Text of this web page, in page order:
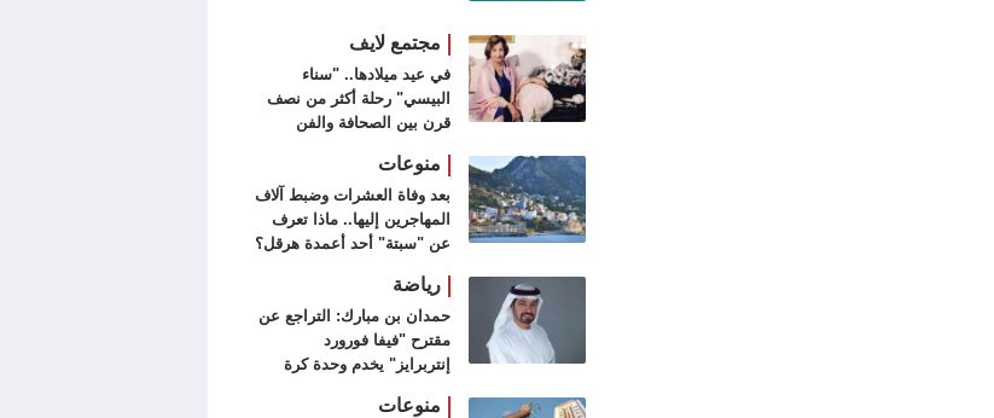
مجتمع لايف
في عيد ميلادها.. "سناء
البيسي" رحلة أكثر من نصف
قرن بين الصحافة والفن
منوعات
بعد وفاة العشرات وضبط آلاف
المهاجرين إليها.. ماذا تعرف
عن "سبتة" أحد أعمدة هرقل؟
رياضة
حمدان بن مبارك: التراجع عن
مقترح "فيفا فورورد
إنتربرايز" يخدم وحدة كرة
منوعات